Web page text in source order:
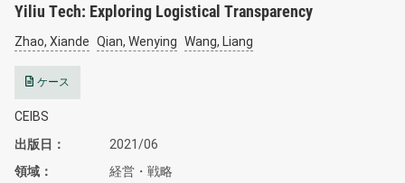
Yiliu Tech: Exploring Logistical Transparency
Zhao, Xiande Qian, Wenying Wang, Liang
ケース
CEIBS
出版日
2021/06
領域
経営・戦略